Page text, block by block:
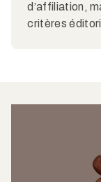
d’affiliation,
critères